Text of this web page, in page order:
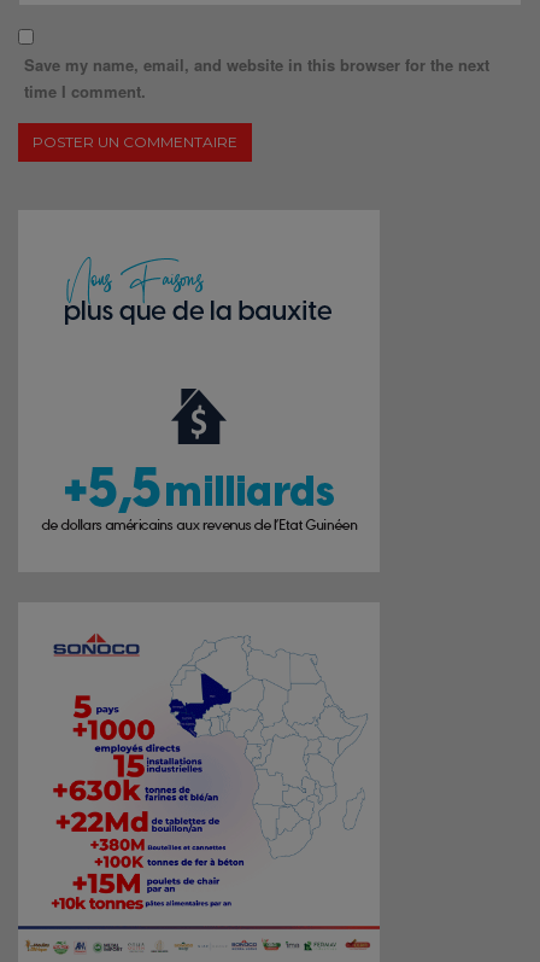
Save my name, email, and website in this browser for the next
time I comment.